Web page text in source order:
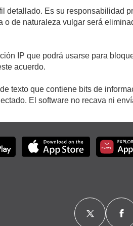
detallado. Es su responsabilidad
de naturaleza vulgar será
IP que podrá usarse para
acuerdo.
texto que contiene bits de
El software no recava ni